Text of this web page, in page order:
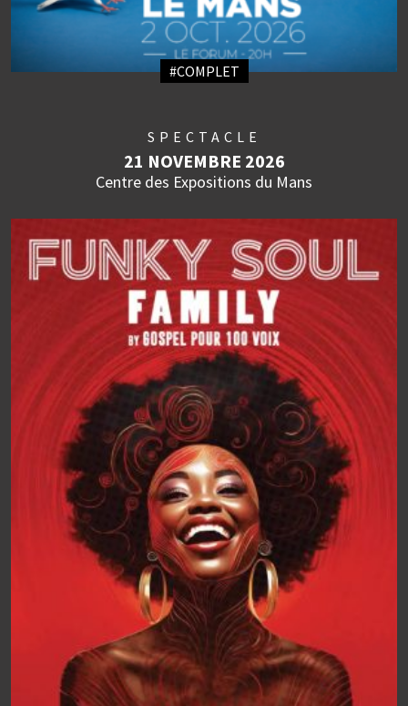
#COMPLET
SPECTACLE
21 NOVEMBRE 2026
Centre des Expositions du Mans